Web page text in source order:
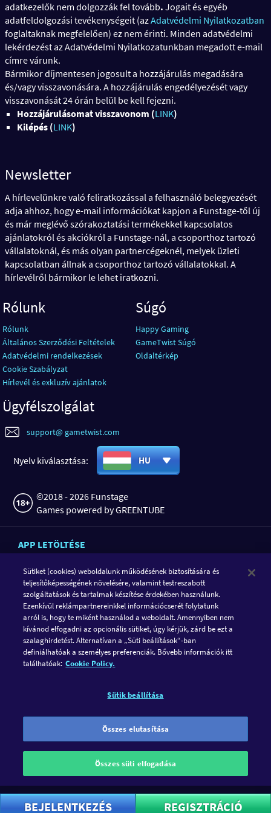
BEJELENTKEZÉS REGISZTRÁCIÓ
adatkezelők nem dolgozzák fel tovább. Jogait és egyéb
adatfeldolgozási tevékenységeit (azAdatvédelmi Nyilatkozatban
foglaltaknak megfelelően) ez nem érinti. Minden adatvédelmi
lekérdezést az Adatvédelmi Nyilatkozatunkban megadott e-mail
címre várunk.
Bármikor díjmentesen jogosult a hozzájárulás megadására
és/vagy visszavonására. A hozzájárulás engedélyezését vagy
visszavonását 24 órán belül be kell fejezni.
Hozzájárulásomat visszavonom (LINK)
Kilépés (LINK)
Newsletter
A hírlevelünkre való feliratkozással a felhasználó belegyezését
adja ahhoz, hogy e-mail információkat kapjon a Funstage-től új
és már meglévő szórakoztatási termékekkel kapcsolatos
ajánlatokról és akciókról a Funstage-nál, a csoporthoz tartozó
vállalatoknál, és más olyan partnercégeknél, melyek üzleti
kapcsolatban állnak a csoporthoz tartozó vállalatokkal. A
hírlevélről bármikor le lehet iratkozni.
Rólunk
Rólunk
Általános Szerződési Feltételek
Adatvédelmi rendelkezések
Cookie Szabályzat
Hírlevél és exkluzív ajánlatok
Súgó
Happy Gaming
GameTwist Súgó
Oldaltérkép
Ügyfélszolgálat
support@ gametwist.com
Nyelv kiválasztása: HU
©2018 - 2026 Funstage
Games powered by GREENTUBE
APP LETÖLTÉSE
KÖVESD A GAMETWIST-ET
A GameTwist egy közösségi kaszinó. A játéknak csakis
szórakozásnak kell lennie és semmi másnak. Ezért nálunk
kizárólag virtuális játék-valutával, „Twistekkel” játszhatsz. A
szórakozás kell, hogy legyen a legfontosabb szempont a
játékban. A GameTwist-en nincs lehetőség a Twistek valódi
Sütiket (cookies) weboldalunk működésének biztosítására és
teljesítőképességének növelésére, valamint testreszabott
szolgáltatások és tartalmak készítése érdekében használunk.
Ezenkívül reklámpartnereinkkel információcserét folytatunk
arról is, hogy te miként használod a weboldalt. Amennyiben nem
kívánod elfogadni az opcionális sütiket, úgy kérjük, zárd be ezt a
szalaghirdetést. Alternatívan a „Süti beállítások“-ban
definiálhatóak a személyes preferenciák. Bővebb információk itt
találhatóak: Cookie Policy.
Sütik beállítása
Összes elutasítása
Összes süti elfogadása